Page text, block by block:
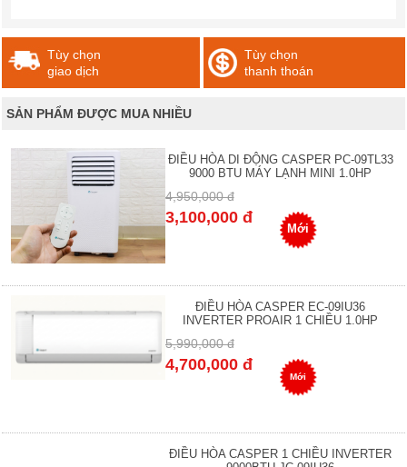
Tùy chọn
giao dịch
Tùy chọn
thanh thoán
SẢN PHẨM ĐƯỢC MUA NHIỀU
ĐIỀU HÒA DI ĐỘNG CASPER PC-09TL33
9000 BTU MÁY LẠNH MINI 1.0HP
4,950,000 đ
3,100,000 đ
Mới
ĐIỀU HÒA CASPER EC-09IU36
INVERTER PROAIR 1 CHIỀU 1.0HP
5,990,000 đ
4,700,000 đ
Mới
ĐIỀU HÒA CASPER 1 CHIỀU INVERTER